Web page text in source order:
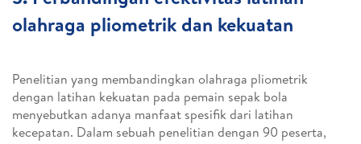
olahraga pliometrik dan kekuatan
Penelitian yang membandingkan olahraga pliometrik
dengan latihan kekuatan pada pemain sepak bola
menyebutkan adanya manfaat spesifik dari latihan
kecepatan. Dalam sebuah penelitian dengan 90 peserta,